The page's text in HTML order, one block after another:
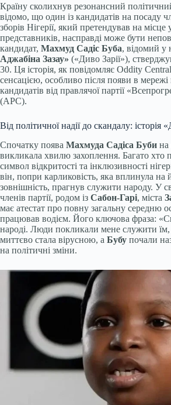
Країну сколихнув резонансний
відомо, що один із кандидатів на посаду
зборів Нігерії, який претендував на місце
представників, насправді може бути
кандидат, Махмуд Садіс Буба, відомий у
Аджабіна Зазау» («Диво Зарії»),
30. Ця історія, як повідомляє Oddity
сенсацією, особливо після появи в мережі
кандидатів від правлячої партії
(APC).
Від політичної надії до скандалу: історія
Спочатку поява Махмуда Садіса Буби на
викликала хвилю захоплення. Багато хто
символ відкритості та інклюзивності
він, попри карликовість, яка вплинула на
зовнішність, прагнув служити народу. У
членів партії, родом із Сабон-Гарі, міста
має атестат про повну загальну середню
працював водієм. Його ключова фраза:
народі. Люди покликали мене служити
миттєво стала вірусною, а Бубу почали
на політичні зміни.